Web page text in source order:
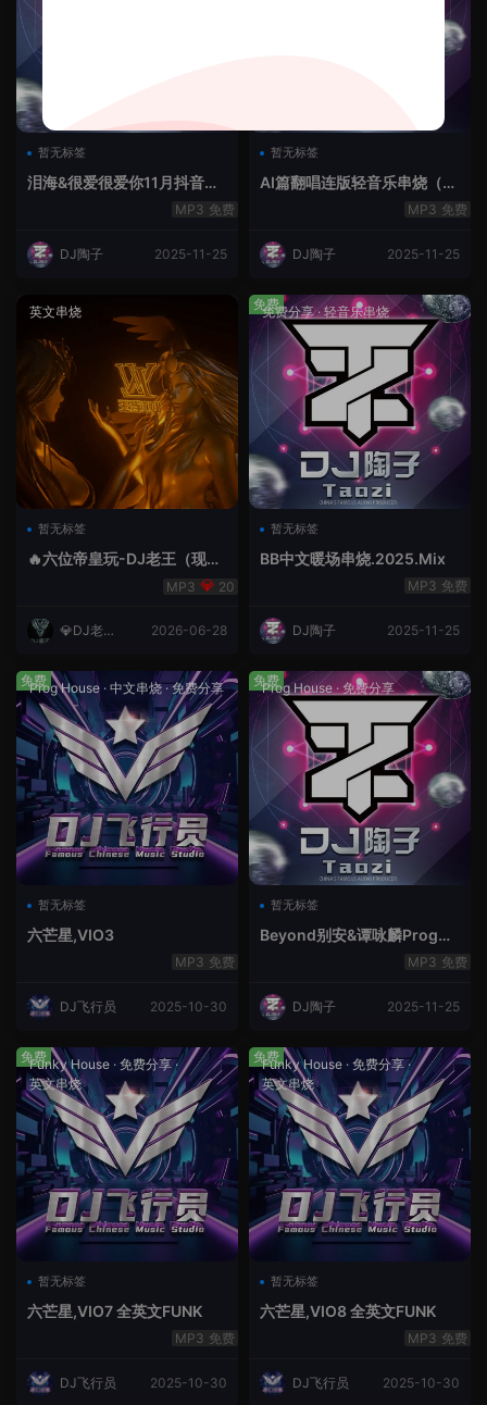
暂无标签
泪海&很爱很爱你11月抖音串
免费
DJ陶子 2025-11-25
暂无标签
AI篇翻唱连版轻音乐串烧（治
免费
DJ陶子 2025-11-25
英文串烧
暂无标签
🔥六位帝皇玩-DJ老王（现场
20
💎DJ老王
2026-06-28
免费分享·轻音乐串烧
暂无标签
BB中文暖场串烧.2025.Mix
免费
DJ陶子 2025-11-25
免费
Prog House · 中文串烧·免费分享
暂无标签
六芒星,VIO3
免费
DJ飞行员 2025-10-30
免费 Prog House·免费分享
暂无标签
Beyond别安&谭咏麟ProgHo
免费
DJ陶子 2025-11-25
免费
Funky House · 免费分享·
英文串烧
暂无标签
六芒星,VIO7 全英文FUNK
免费
DJ飞行员 2025-10-30
免费 Funky House · 免费分享·
英文串烧
暂无标签
六芒星,VIO8 全英文FUNK
免费
DJ飞行员 2025-10-30
免费